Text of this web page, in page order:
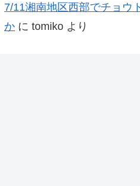
7/11湘南地区西部でチョウ
か に tomiko より